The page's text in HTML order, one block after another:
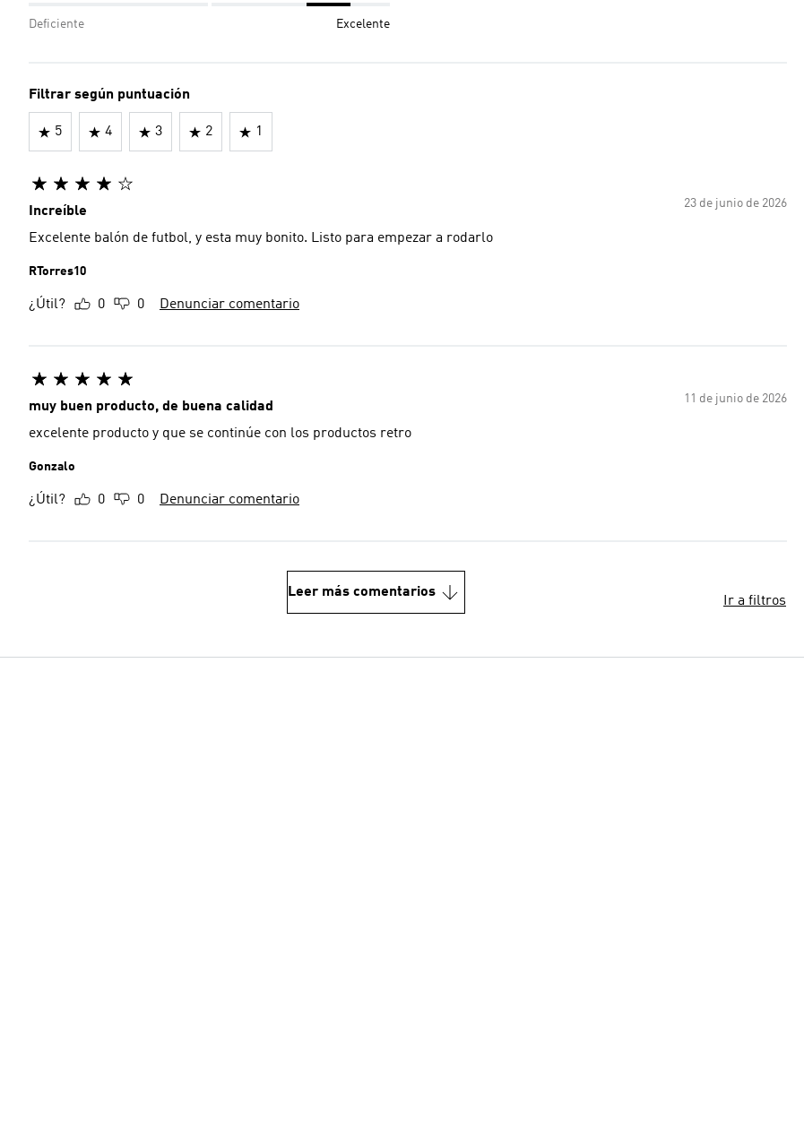
Deficiente Excelente
Filtrar según puntuación
5 4 3 2 1
23 de junio de 2026
Increíble
Excelente balón de futbol, y esta muy bonito. Listo para empezar a rodarlo
RTorres10
¿Útil? 0 0 Denunciar comentario
11 de junio de 2026
muy buen producto, de buena calidad
excelente producto y que se continúe con los productos retro
Gonzalo
¿Útil? 0 0 Denunciar comentario
Leer más comentarios
Ir a filtros